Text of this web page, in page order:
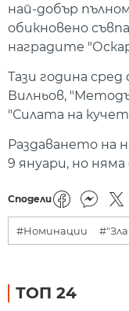
най-добър
обикновено
наградите
Тази година
Вилньов,
"Силата на
Раздаването на
9 януари, но
Сподели
#Номинации
ТОП 24